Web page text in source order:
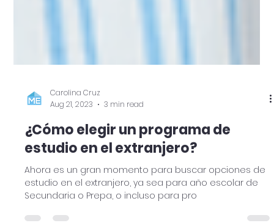
Carolina Cruz
Aug 21, 2023
3 min read
¿Cómo elegir un programa de
estudio en el extranjero?
Ahora es un gran momento para buscar opciones de